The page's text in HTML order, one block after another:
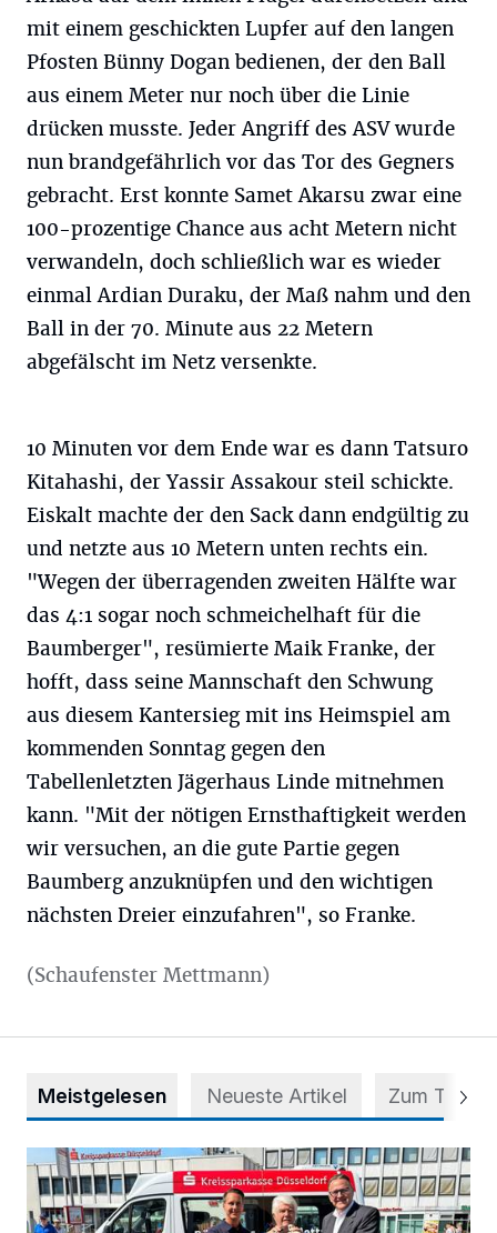
mit einem geschickten Lupfer auf den langen
Pfosten Bünny Dogan bedienen, der den Ball
aus einem Meter nur noch über die Linie
drücken musste. Jeder Angriff des ASV wurde
nun brandgefährlich vor das Tor des Gegners
gebracht. Erst konnte Samet Akarsu zwar eine
100-prozentige Chance aus acht Metern nicht
verwandeln, doch schließlich war es wieder
einmal Ardian Duraku, der Maß nahm und den
Ball in der 70. Minute aus 22 Metern
abgefälscht im Netz versenkte.
10 Minuten vor dem Ende war es dann Tatsuro
Kitahashi, der Yassir Assakour steil schickte.
Eiskalt machte der den Sack dann endgültig zu
und netzte aus 10 Metern unten rechts ein.
"Wegen der überragenden zweiten Hälfte war
das 4:1 sogar noch schmeichelhaft für die
Baumberger", resümierte Maik Franke, der
hofft, dass seine Mannschaft den Schwung
aus diesem Kantersieg mit ins Heimspiel am
kommenden Sonntag gegen den
Tabellenletzten Jägerhaus Linde mitnehmen
kann. "Mit der nötigen Ernsthaftigkeit werden
wir versuchen, an die gute Partie gegen
Baumberg anzuknüpfen und den wichtigen
nächsten Dreier einzufahren", so Franke.
(Schaufenster Mettmann)
Meistgelesen Neueste Artikel Zum Thema
Starthilfe für den BürgerBus